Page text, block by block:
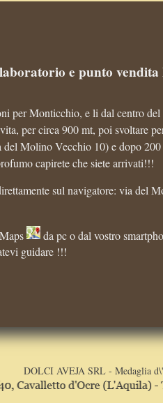
e punto vendita
per Monticchio, e li dal centro del
per circa 900 mt, poi svoltare
del Molino Vecchio 10) e dopo
capirete che siete arrivati!!!
sul navigatore: via del
da pc o dal vostro
guidare !!!
DOLCI AVEJA SRL - Medaglia